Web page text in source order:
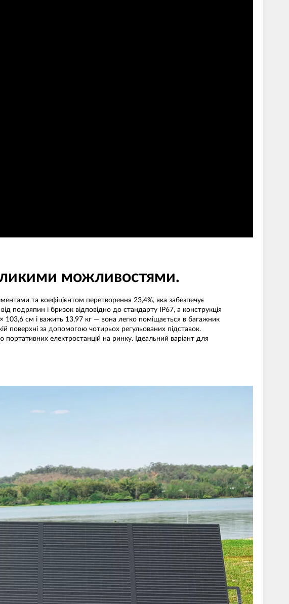
можливостями.
та коефіцієнтом перетворення 23,4%, яка забезпечує
подряпин і бризок відповідно до стандарту IP67, а конструкція
103,6 см і важить 13,97 кг — вона легко поміщається в багажник
поверхні за допомогою чотирьох регульованих підставок.
електростанцій на ринку. Ідеальний варіант для